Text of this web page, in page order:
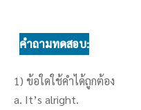
คำถามทดสอบ:
1) ข้อใดใช้คำได้ถูกต้อง
a. It’s alright.